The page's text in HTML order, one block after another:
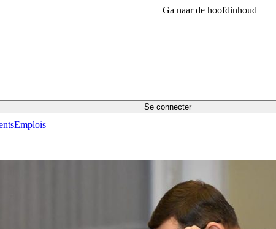
Ga naar de hoofdinhoud
Se connecter
Emplois